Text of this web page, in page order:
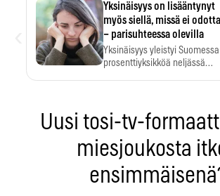
Yksinäisyys on lisääntynyt
myös siellä, missä ei
– parisuhteessa olevilla
Yksinäisyys yleistyi
prosenttiyksikköä neljässä
Uusi tosi-tv-
miesjoukosta